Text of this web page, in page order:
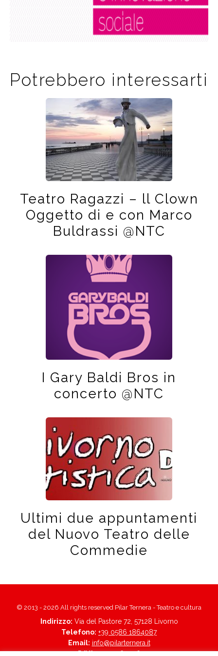
Potrebbero interessarti
Teatro Ragazzi – ll Clown
Oggetto di e con Marco
Buldrassi @NTC
I Gary Baldi Bros in
concerto @NTC
Ultimi due appuntamenti
del Nuovo Teatro delle
Commedie
© 2013 - 2026 All rights reserved Pilar Ternera - Teatro e cultura
Indirizzo: Via del Pastore 72, 57128 Livorno
Telefono: +39 0586 1864087
Email: info@pilarternera.it
P.IVA:01705560496